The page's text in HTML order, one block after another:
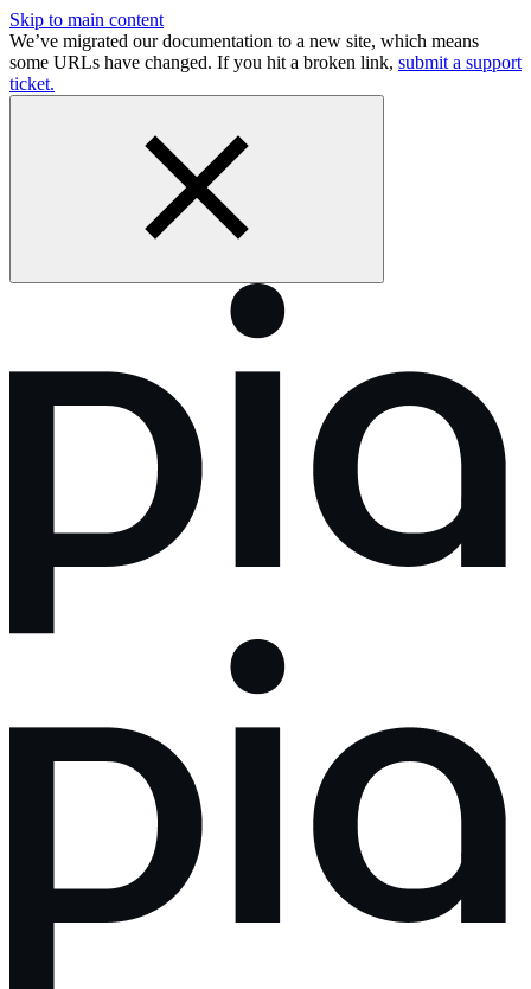
Skip to main content
We’ve migrated our documentation to a new site, which means
some URLs have changed. If you hit a broken link, submit a support
ticket.